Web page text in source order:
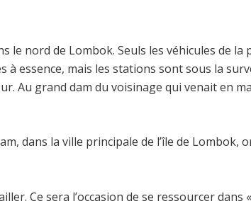
le nord de Lombok. Seuls les véhicules de
à essence, mais les stations sont sous la
Au grand dam du voisinage qui venait en
dans la ville principale de l’île de Lombok,
Ce sera l’occasion de se ressourcer dans «